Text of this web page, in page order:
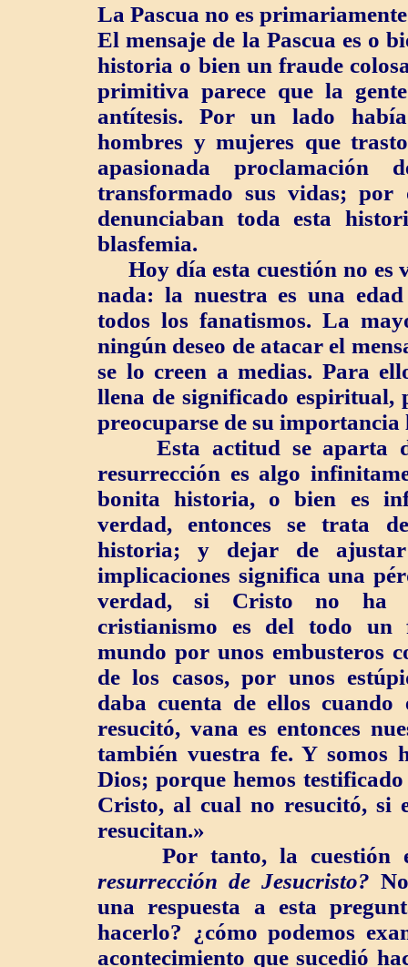
La Pascua no es
El mensaje de la Pascua es o
historia o bien un fraude
primitiva parece que la
antítesis. Por un lado
hombres y mujeres que
apasionada
transformado sus vidas;
denunciaban toda esta
blasfemia.
Hoy día esta cuestión no es
nada: la nuestra es una
todos los fanatismos. La
ningún deseo de atacar el
se lo creen a medias. Para
llena de significado espiritual,
preocuparse de su
Esta actitud se aparta
resurrección es algo
bonita historia, o bien es
verdad, entonces se trata
historia; y dejar de
implicaciones significa una
verdad, si Cristo no ha
cristianismo es del todo un
mundo por unos embusteros
de los casos, por unos
daba cuenta de ellos
resucitó, vana es entonces
también vuestra fe. Y somos
Dios; porque hemos
Cristo, al cual no resucitó, si
resucitan.»
Por tanto, la cuestión
resurrección de Jesucristo?
una respuesta a esta
hacerlo? ¿cómo podemos
acontecimiento que sucedió